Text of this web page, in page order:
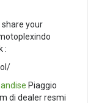
your
:
Piaggio
di dealer resmi